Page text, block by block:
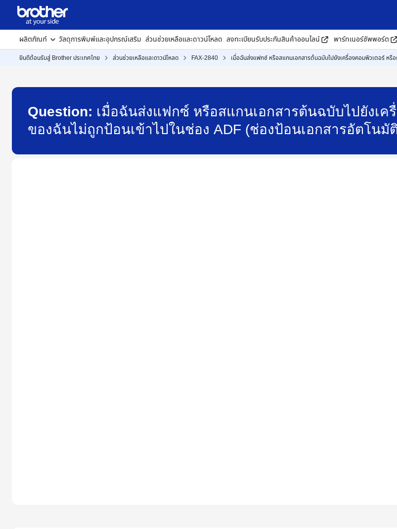
ผลิตภัณฑ์ วัสดุการพิมพ์และอุปกรณ์เสริม ส่วนช่วยเหลือและดาวน์โหลด ลงทะเบียนรับประกันสินค้าออนไลน์ พาร์ทเนอร์ซัพพอร์ต
ยินดีต้อนรับสู่ Brother ประเทศไทย ส่วนช่วยเหลือและดาวน์โหลด FAX-2840 เมื่อฉันส่งแฟกซ์ หรือสแกนเอกสารต้นฉบับไปยังเครื่องคอมพิวเตอร์ หรื
Question: เมื่อฉันส่งแฟกซ์ หรือสแกนเอกสารต้นฉบับไปยังเค
ของฉันไม่ถูกป้อนเข้าไปในช่อง ADF (ช่องป้อนเอกสารอัตโนมั